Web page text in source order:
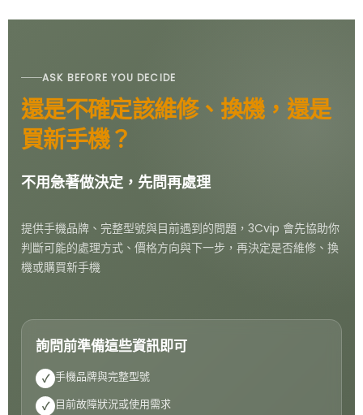
ASK BEFORE YOU DECIDE
還是不確定該維修、換機，還是
買新手機？
不用急著做決定，先問再處理
提供手機品牌、完整型號與目前遇到的問題，3Cvip 會先協助你
判斷可能的處理方式、價格方向與下一步，再決定是否維修、換
機或購買新手機
詢問前準備這些資訊即可
✓ 手機品牌與完整型號
✓ 目前故障狀況或使用需求